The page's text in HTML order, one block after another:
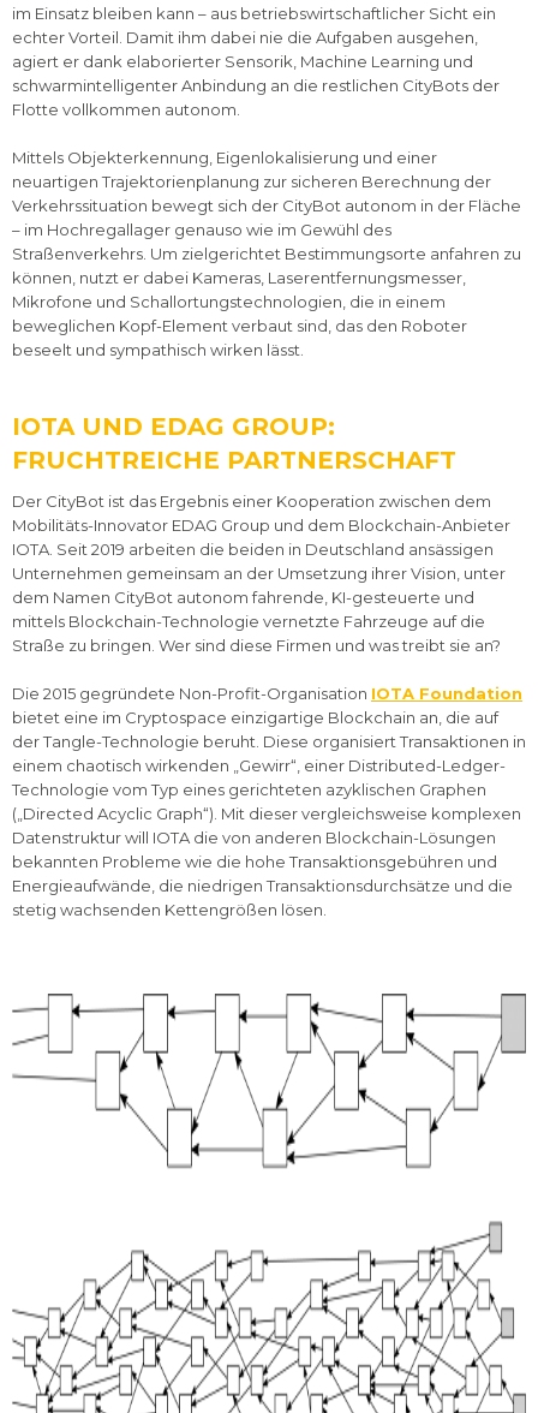
im Einsatz bleiben kann – aus betriebswirtschaftlicher Sicht ein
echter Vorteil. Damit ihm dabei nie die Aufgaben ausgehen,
agiert er dank elaborierter Sensorik, Machine Learning und
schwarmintelligenter Anbindung an die restlichen CityBots der
Flotte vollkommen autonom.
Mittels Objekterkennung, Eigenlokalisierung und einer
neuartigen Trajektorienplanung zur sicheren Berechnung der
Verkehrssituation bewegt sich der CityBot autonom in der Fläche
– im Hochregallager genauso wie im Gewühl des
Straßenverkehrs. Um zielgerichtet Bestimmungsorte anfahren zu
können, nutzt er dabei Kameras, Laserentfernungsmesser,
Mikrofone und Schallortungstechnologien, die in einem
beweglichen Kopf-Element verbaut sind, das den Roboter
beseelt und sympathisch wirken lässt.
IOTA UND EDAG GROUP:
FRUCHTREICHE PARTNERSCHAFT
Der CityBot ist das Ergebnis einer Kooperation zwischen dem
Mobilitäts-Innovator EDAG Group und dem Blockchain-Anbieter
IOTA. Seit 2019 arbeiten die beiden in Deutschland ansässigen
Unternehmen gemeinsam an der Umsetzung ihrer Vision, unter
dem Namen CityBot autonom fahrende, KI-gesteuerte und
mittels Blockchain-Technologie vernetzte Fahrzeuge auf die
Straße zu bringen. Wer sind diese Firmen und was treibt sie an?
Die 2015 gegründete Non-Profit-Organisation IOTA Foundation
bietet eine im Cryptospace einzigartige Blockchain an, die auf
der Tangle-Technologie beruht. Diese organisiert Transaktionen in
einem chaotisch wirkenden „Gewirr“, einer Distributed-Ledger-
Technologie vom Typ eines gerichteten azyklischen Graphen
(„Directed Acyclic Graph“). Mit dieser vergleichsweise komplexen
Datenstruktur will IOTA die von anderen Blockchain-Lösungen
bekannten Probleme wie die hohe Transaktionsgebühren und
Energieaufwände, die niedrigen Transaktionsdurchsätze und die
stetig wachsenden Kettengrößen lösen.